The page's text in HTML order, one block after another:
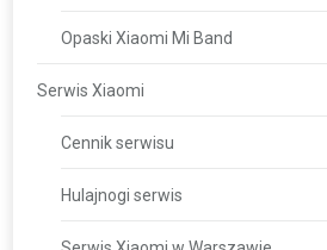
Opaski Xiaomi Mi Band
Serwis Xiaomi
Cennik serwisu
Hulajnogi serwis